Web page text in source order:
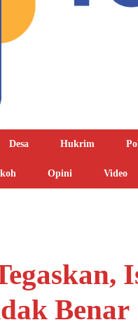
Desa Hukrim
Opini Video
Benar